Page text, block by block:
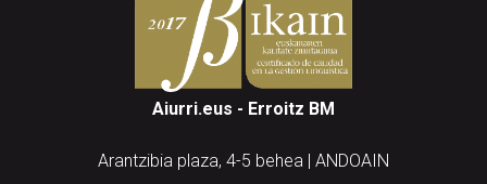
Aiurri.eus - Erroitz BM
Arantzibia plaza, 4-5 behea | ANDOAIN